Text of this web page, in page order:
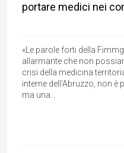
portare medici nei
«Le parole forti della
allarmante che non
crisi della medicina
interne dell'Abruzzo, non è
ma una...